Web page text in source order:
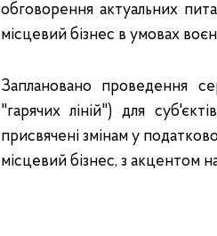
обговорення актуальних
місцевий бізнес в умовах
Заплановано проведення
"гарячих ліній") для
присвячені змінам у
місцевий бізнес, з акцентом